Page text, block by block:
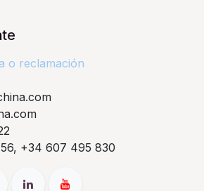
o reclamación​
+34 607 495 830